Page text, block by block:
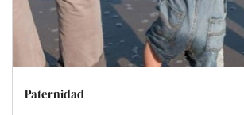
Paternidad